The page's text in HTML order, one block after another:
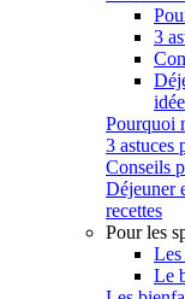
3
Pourquoi
3 astuces
Conseils
Déjeuner
recettes
Pour les
Les
Le